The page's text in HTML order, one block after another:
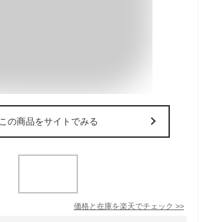
この商品をサイトでみる
価格と在庫を楽天でチェック >>